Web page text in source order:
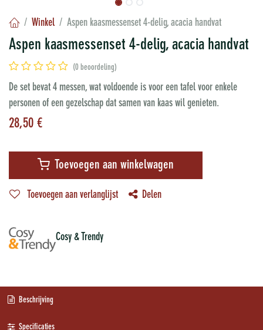
Winkel Aspen kaasmessenset 4-delig, acacia handvat
Aspen kaasmessenset 4-delig, acacia handvat
(0 beoordeling)
De set bevat 4 messen, wat voldoende is voor een tafel voor enkele
personen of een gezelschap dat samen van kaas wil genieten.
28,50 €
Toevoegen aan winkelwagen
Toevoegen aan verlanglijst Delen
Cosy & Trendy
Beschrijving
Specificaties